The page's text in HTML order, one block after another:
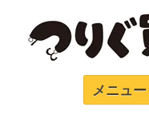
メニュー